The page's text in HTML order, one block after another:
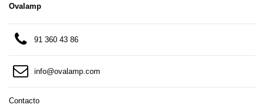
Ovalamp
91 360 43 86
info@ovalamp.com
Contacto